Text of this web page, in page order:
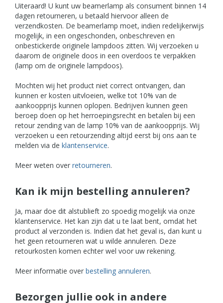
Uiteraard! U kunt uw beamerlamp als consument binnen 14
dagen retourneren, u betaald hiervoor alleen de
verzendkosten. De beamerlamp moet, indien redelijkerwijs
mogelijk, in een ongeschonden, onbeschreven en
onbestickerde originele lampdoos zitten. Wij verzoeken u
daarom de originele doos in een overdoos te verpakken
(lamp om de originele lampdoos).
Mochten wij het product niet correct ontvangen, dan
kunnen er kosten uitvloeien, welke tot 10% van de
aankoopprijs kunnen oplopen. Bedrijven kunnen geen
beroep doen op het herroepingsrecht en betalen bij een
retour zending van de lamp 10% van de aankoopprijs. Wij
verzoeken u een retourzending altijd eerst bij ons aan te
melden via de klantenservice.
Meer weten over retourneren.
Kan ik mijn bestelling annuleren?
Ja, maar doe dit alstublieft zo spoedig mogelijk via onze
klantenservice. Het kan zijn dat u te laat bent, omdat het
product al verzonden is. Indien dat het geval is, dan kunt u
het geen retourneren wat u wilde annuleren. Deze
retourkosten komen echter wel voor uw rekening.
Meer informatie over bestelling annuleren.
Bezorgen jullie ook in andere